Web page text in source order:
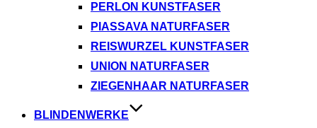
PERLON KUNSTFASER
PIASSAVA NATURFASER
REISWURZEL KUNSTFASER
UNION NATURFASER
ZIEGENHAAR NATURFASER
BLINDENWERKE